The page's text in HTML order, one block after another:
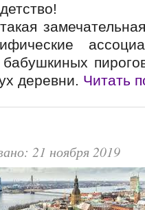
деревни. Читать
21 ноября 2019